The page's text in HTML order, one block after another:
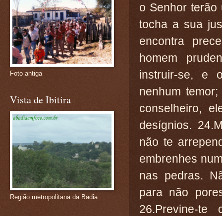
o Senhor terão
tocha a sua
encontra
homem
instruir-se, e
nenhum
conselheiro,
desígnios.
não te
embrenhes
nas pedras.
para não
26.Previne-
Foto antiga
Vista de Ibitira
Região metropolitana da Badia